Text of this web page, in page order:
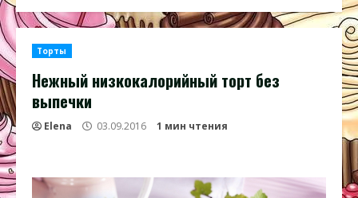
Торты
Нежный низкокалорийный торт без
выпечки
Elena 03.09.2016 1 мин чтения